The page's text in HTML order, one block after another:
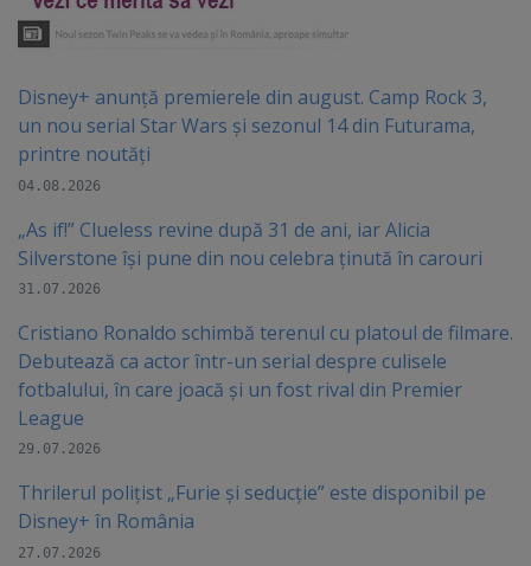
Disney+ anunță premierele din august. Camp Rock 3,
un nou serial Star Wars și sezonul 14 din Futurama,
printre noutăți
04.08.2026
„As if!” Clueless revine după 31 de ani, iar Alicia
Silverstone își pune din nou celebra ținută în carouri
31.07.2026
Cristiano Ronaldo schimbă terenul cu platoul de filmare.
Debutează ca actor într-un serial despre culisele
fotbalului, în care joacă şi un fost rival din Premier
League
29.07.2026
Thrilerul polițist „Furie și seducție” este disponibil pe
Disney+ în România
27.07.2026